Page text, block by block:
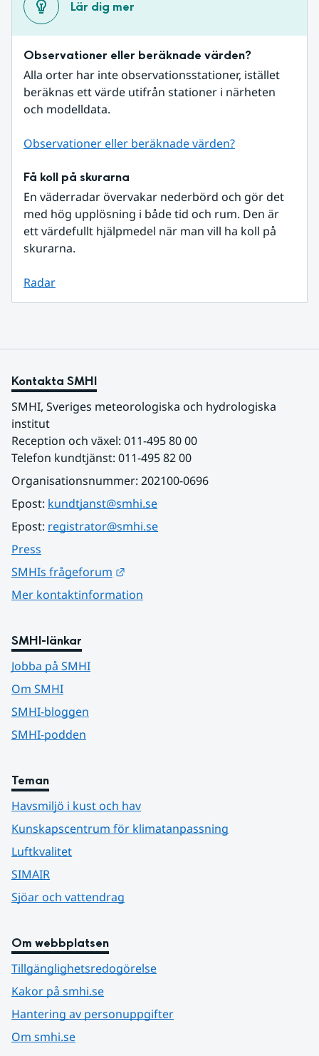
Lär dig mer
Observationer eller beräknade värden?
Alla orter har inte observationsstationer, istället
beräknas ett värde utifrån stationer i närheten
och modelldata.
Observationer eller beräknade värden?
Få koll på skurarna
En väderradar övervakar nederbörd och gör det
med hög upplösning i både tid och rum. Den är
ett värdefullt hjälpmedel när man vill ha koll på
skurarna.
Radar
Kontakta SMHI
SMHI, Sveriges meteorologiska och hydrologiska
institut
Reception och växel: 011-495 80 00
Telefon kundtjänst: 011-495 82 00
Organisationsnummer: 202100-0696
Epost: kundtjanst@smhi.se
Epost: registrator@smhi.se
Press
SMHIs frågeforum
Mer kontaktinformation
SMHI-länkar
Jobba på SMHI
Om SMHI
SMHI-bloggen
SMHI-podden
Teman
Havsmiljö i kust och hav
Kunskapscentrum för klimatanpassning
Luftkvalitet
SIMAIR
Sjöar och vattendrag
Om webbplatsen
Tillgänglighetsredogörelse
Kakor på smhi.se
Hantering av personuppgifter
Om smhi.se